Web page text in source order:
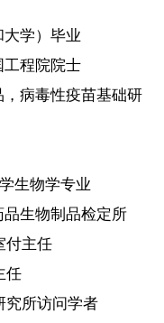
学）毕业
程院院士
病毒性疫苗基础研
生物学专业
生物制品检定所
主任
任
所访问学者